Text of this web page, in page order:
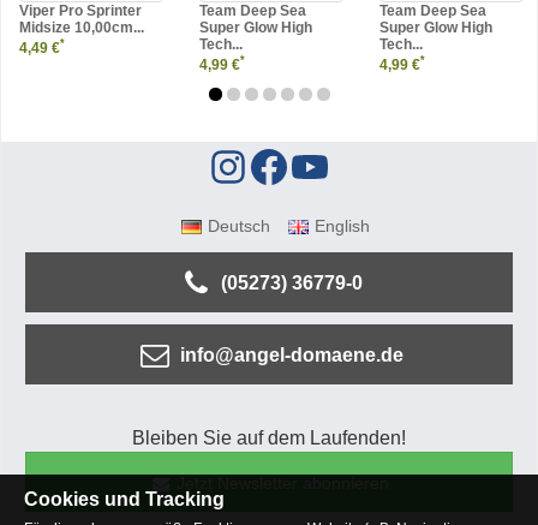
Viper Pro Sprinter
Midsize 10,00cm...
4,49 €*
Team Deep Sea
Super Glow High
Tech...
4,99 €*
Team Deep Sea
Super Glow High
Tech...
4,99 €*
Deutsch English
(05273) 36779-0
info@angel-domaene.de
Bleiben Sie auf dem Laufenden!
Cookies und Tracking